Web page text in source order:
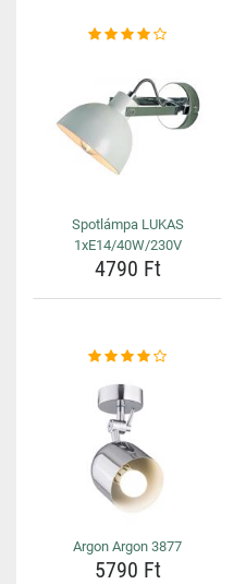
Spotlámpa LUKAS
1xE14/40W/230V
4790 Ft
Argon Argon 3877
5790 Ft